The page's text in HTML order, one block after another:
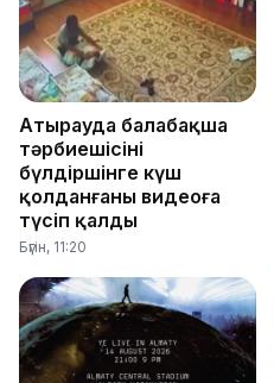
Атырауда балабақша
тәрбиешісінің
бүлдіршінге күш
қолданғаны видеоға
түсіп қалды
Бүгін, 11:20